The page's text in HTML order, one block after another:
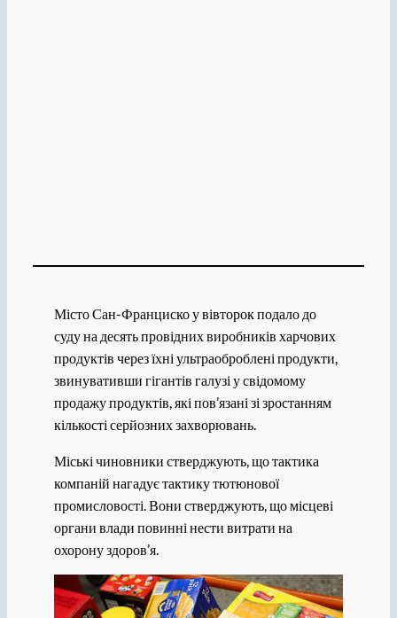
Місто Сан-Франциско у вівторок подало до
суду на десять провідних виробників харчових
продуктів через їхні ультраоброблені продукти,
звинувативши гігантів галузі у свідомому
продажу продуктів, які пов’язані зі зростанням
кількості серйозних захворювань.
Міські чиновники стверджують, що тактика
компаній нагадує тактику тютюнової
промисловості. Вони стверджують, що місцеві
органи влади повинні нести витрати на
охорону здоров’я.